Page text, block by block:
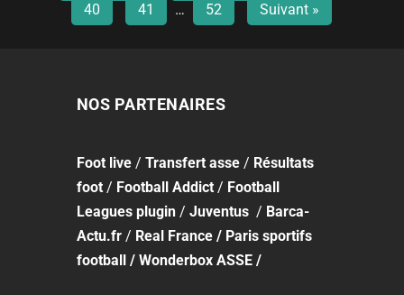
40
41 … 52 Suivant »
NOS PARTENAIRES
Footlive/ Transfert asse/ Résultats
foot/ Football Addict/ Football
Leagues plugin/ Juventus / Barca-
Actu.fr/ Real France / Paris sportifs
football/ Wonderbox ASSE/